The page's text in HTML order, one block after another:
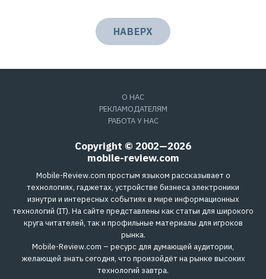
НАВЕРХ
О НАС
РЕКЛАМОДАТЕЛЯМ
РАБОТА У НАС
Copyright © 2002—2026
mobile-review.com
Mobile-Review.com простым языком рассказывает о
технологиях, гаджетах, устройстве бизнеса электроники
изнутри и интересных событиях в мире информационных
технологий (IT). На сайте представлены как статьи для широкого
круга читателей, так и профильные материалы для игроков
рынка.
Mobile-Review.com – ресурс для думающей аудитории,
желающей знать сегодня, что произойдёт на рынке высоких
технологий завтра.